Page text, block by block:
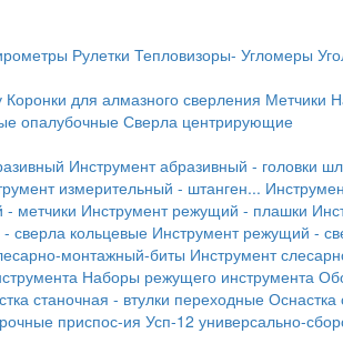
Рулетки Тепловизоры- Угломеры
Коронки для алмазного сверления Метчики
опалубочныеСверла центрирующие
Инструмент абразивный - головки
измерительный - штанген...
метчики Инструмент режущий - плашки
сверла кольцевые Инструмент режущий -
монтажный-биты Инструмент
Наборы режущего инструмента
станочная - втулки переходные Оснастка
приспос-ия Усп-12 универсально-